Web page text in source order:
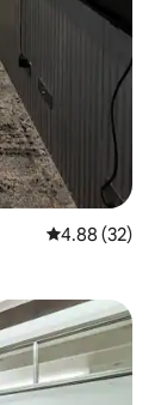
औसत रेटिंग 5 में
4.88 (32)